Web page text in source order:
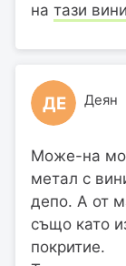
на тази
ДЕ Деян
Може-на
метал с
депо. А от
също като
покритие.